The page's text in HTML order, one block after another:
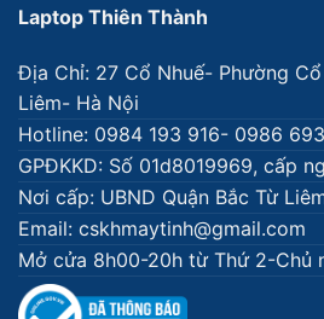
Laptop Thiên Thành
Địa Chỉ: 27 Cổ Nhuế- Phường
Liêm- Hà Nội
Hotline: 0984 193 916- 0986
GPĐKKD: Số 01d8019969, cấp
Nơi cấp: UBND Quận Bắc Từ
Email: cskhmaytinh@gmail.com
Mở cửa 8h00-20h từ Thứ 2-Chủ